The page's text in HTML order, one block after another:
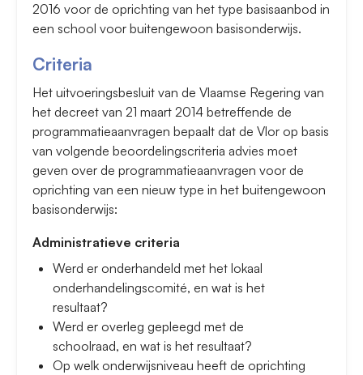
2016 voor de oprichting van het type basisaanbod in
een school voor buitengewoon basisonderwijs.
Criteria
Het uitvoeringsbesluit van de Vlaamse Regering van
het decreet van 21 maart 2014 betreffende de
programmatieaanvragen bepaalt dat de Vlor op basis
van volgende beoordelingscriteria advies moet
geven over de programmatieaanvragen voor de
oprichting van een nieuw type in het buitengewoon
basisonderwijs:
Administratieve criteria
Werd er onderhandeld met het lokaal
onderhandelingscomité, en wat is het
resultaat?
Werd er overleg gepleegd met de
schoolraad, en wat is het resultaat?
Op welk onderwijsniveau heeft de oprichting